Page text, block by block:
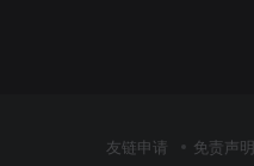
友链申请 免责声明